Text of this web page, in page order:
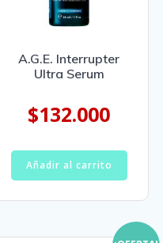
A.G.E. Interrupter
Ultra Serum
$132.000
Añadir al carrito